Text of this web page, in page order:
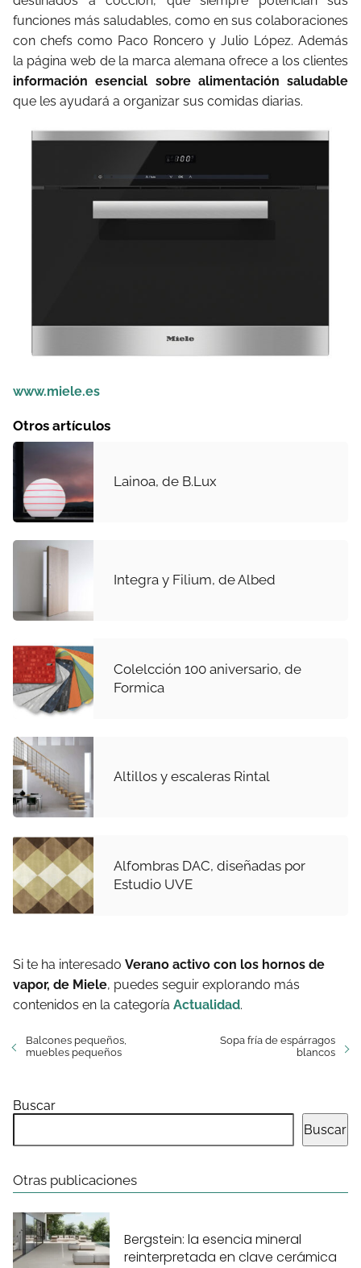
funciones más saludables, como en sus colaboraciones
con chefs como Paco Roncero y Julio López. Además
la página web de la marca alemana ofrece a los clientes
información esencial sobre alimentación saludable
que les ayudará a organizar sus comidas diarias.
www.miele.es
Otros artículos
Lainoa, de B.Lux
Integra y Filium, de Albed
Colelcción 100 aniversario, de
Formica
Altillos y escaleras Rintal
Alfombras DAC, diseñadas por
Estudio UVE
Si te ha interesado Verano activo con los hornos de
vapor, de Miele, puedes seguir explorando más
contenidos en la categoría Actualidad.
Balcones pequeños,
muebles pequeños
Sopa fría de espárragos
blancos
Buscar
Buscar
Otras publicaciones
Bergstein: la esencia mineral
reinterpretada en clave cerámica